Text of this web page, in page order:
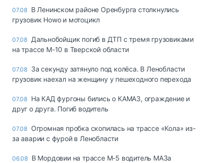
07.08 В Ленинском районе Оренбурга столкнулись
грузовик Howo и мотоцикл
07.08 Дальнобойщик погиб в ДТП с тремя грузовиками
на трассе М-10 в Тверской области
07.08 За секунду затянуло под колёса. В Ленобласти
грузовик наехал на женщину у пешеходного перехода
07.08 На КАД фургоны бились о КАМАЗ, ограждение и
друг о друга. Погиб водитель
07.08 Огромная пробка скопилась на трассе «Кола» из-
за аварии с фурой в Ленобласти
06.08 В Мордовии на трассе М-5 водитель МАЗа